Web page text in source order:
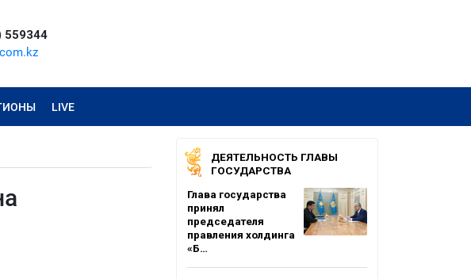
559344
LIVE
ДЕЯТЕЛЬНОСТЬ ГЛАВЫ
ГОСУДАРСТВА
Глава государства
принял
председателя
правления холдинга
«Б…